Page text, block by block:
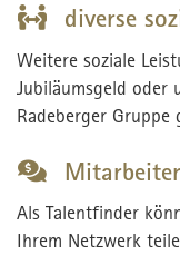
diverse
Weitere soziale
Jubiläumsgeld oder
Radeberger Gruppe
Als Talentfinder
Ihrem Netzwerk